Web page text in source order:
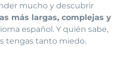
mucho y descubrir
más largas, complejas y
español. Y quién sabe,
tengas tanto miedo.